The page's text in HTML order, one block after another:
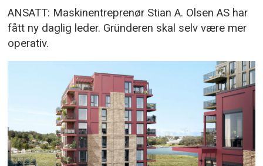
ANSATT: Maskinentreprenør Stian A. Olsen AS har
fått ny daglig leder. Gründeren skal selv være mer
operativ.